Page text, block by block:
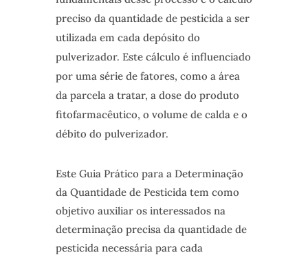
preciso da quantidade de pesticida a ser
utilizada em cada depósito do
pulverizador. Este cálculo é influenciado
por uma série de fatores, como a área
da parcela a tratar, a dose do produto
fitofarmacêutico, o volume de calda e o
débito do pulverizador.
Este Guia Prático para a Determinação
da Quantidade de Pesticida tem como
objetivo auxiliar os interessados na
determinação precisa da quantidade de
pesticida necessária para cada